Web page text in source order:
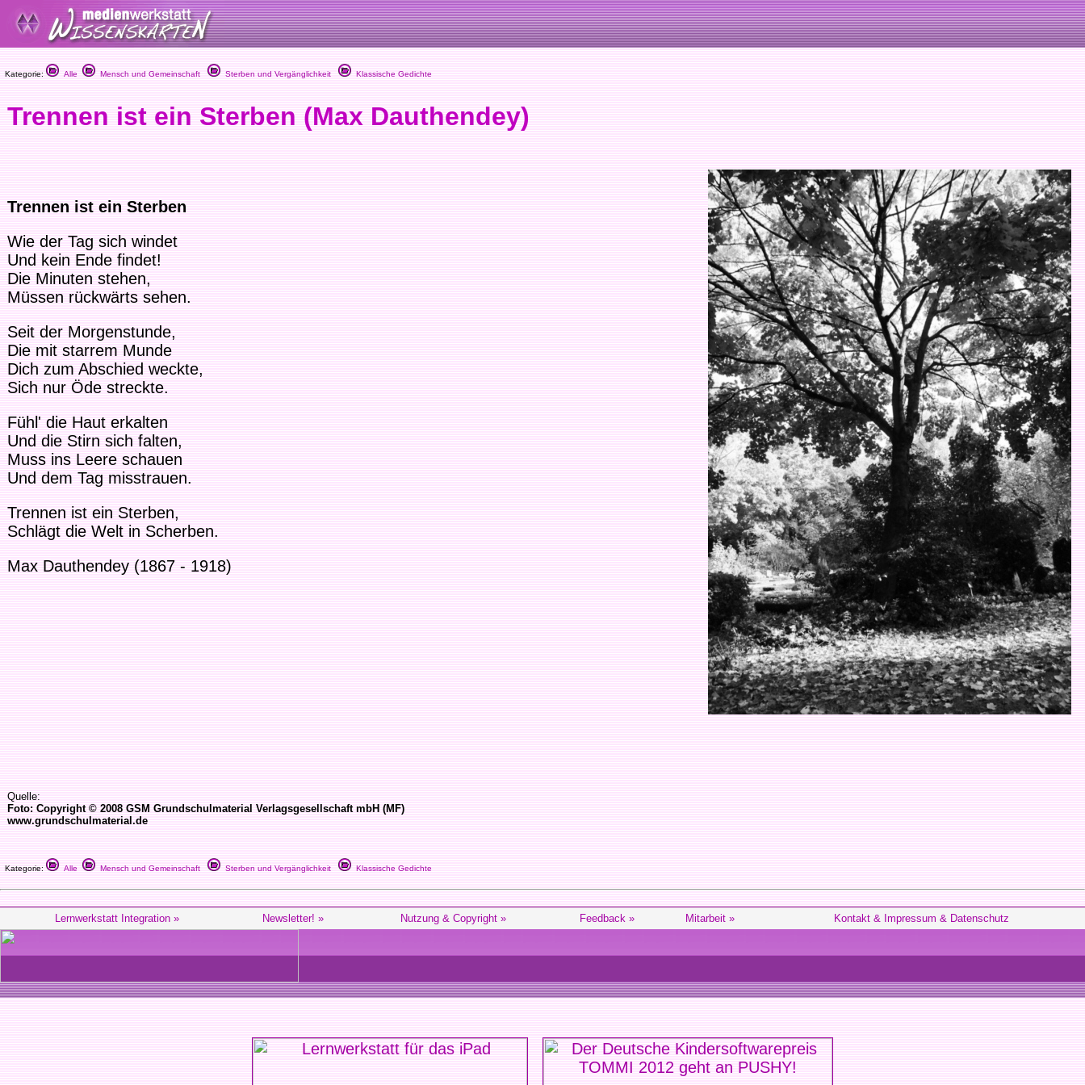
Kategorie: Alle Mensch und Gemeinschaft Sterben und Vergänglichkeit Klassische Gedichte
Trennen ist ein Sterben (Max Dauthendey)
Trennen ist ein Sterben
Wie der Tag sich windet
Und kein Ende findet!
Die Minuten stehen,
Müssen rückwärts sehen.
Seit der Morgenstunde,
Die mit starrem Munde
Dich zum Abschied weckte,
Sich nur Öde streckte.
Fühl' die Haut erkalten
Und die Stirn sich falten,
Muss ins Leere schauen
Und dem Tag misstrauen.
Trennen ist ein Sterben,
Schlägt die Welt in Scherben.
Max Dauthendey (1867 - 1918)
Quelle:
Foto: Copyright © 2008 GSM Grundschulmaterial Verlagsgesellschaft mbH (MF)
www.grundschulmaterial.de
Kategorie: Alle Mensch und Gemeinschaft Sterben und Vergänglichkeit Klassische Gedichte
Lernwerkstatt Integration » Newsletter! » Nutzung & Copyright » Feedback » Mitarbeit » Kontakt & Impressum & Datenschutz